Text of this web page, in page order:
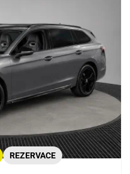
REZERVACE